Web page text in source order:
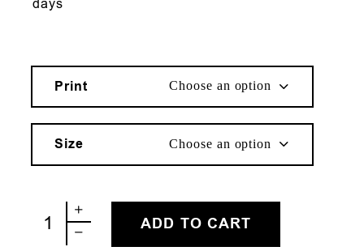
days
Print Choose an option
Size Choose an option
ΦΤΟΥ ΜΟΥ quantity
ADD TO CART